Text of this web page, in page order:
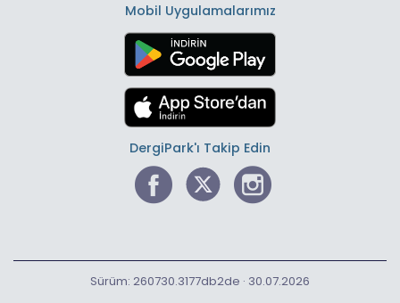
Mobil Uygulamalarımız
DergiPark'ı Takip Edin
Sürüm: 260730.3177db2de · 30.07.2026